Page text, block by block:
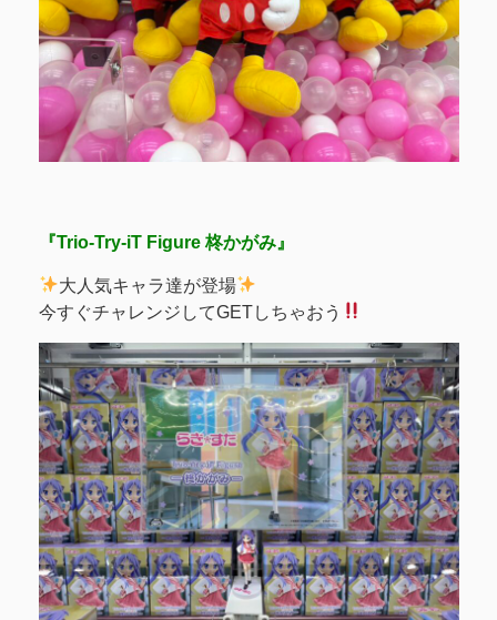
『Trio-Try-iT Figure 柊かがみ』
大人気キャラ達が登場
今すぐチャレンジしてGETしちゃおう